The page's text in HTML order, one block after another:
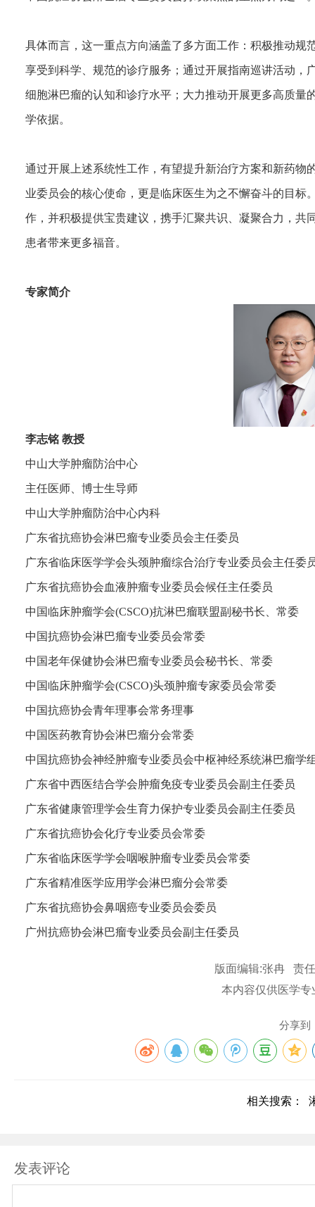
具体而言，这一重点方向涵盖了多方面工作：积极推动规
享受到科学、规范的诊疗服务；通过开展指南巡讲活动
细胞淋巴瘤的认知和诊疗水平；大力推动开展更多高质量
学依据。
通过开展上述系统性工作，有望提升新治疗方案和新药物
业委员会的核心使命，更是临床医生为之不懈奋斗的目标
作，并积极提供宝贵建议，携手汇聚共识、凝聚合力，共
患者带来更多福音。
专家简介
李志铭 教授
中山大学肿瘤防治中心
主任医师、博士生导师
中山大学肿瘤防治中心内科
广东省抗癌协会淋巴瘤专业委员会主任委员
广东省临床医学学会头颈肿瘤综合治疗专业委员会主任委
广东省抗癌协会血液肿瘤专业委员会候任主任委员
中国临床肿瘤学会(CSCO)抗淋巴瘤联盟副秘书长、常委
中国抗癌协会淋巴瘤专业委员会常委
中国老年保健协会淋巴瘤专业委员会秘书长、常委
中国临床肿瘤学会(CSCO)头颈肿瘤专家委员会常委
中国抗癌协会青年理事会常务理事
中国医药教育协会淋巴瘤分会常委
中国抗癌协会神经肿瘤专业委员会中枢神经系统淋巴瘤学
广东省中西医结合学会肿瘤免疫专业委员会副主任委员
广东省健康管理学会生育力保护专业委员会副主任委员
广东省抗癌协会化疗专业委员会常委
广东省临床医学学会咽喉肿瘤专业委员会常委
广东省精准医学应用学会淋巴瘤分会常委
广东省抗癌协会鼻咽癌专业委员会委员
广州抗癌协会淋巴瘤专业委员会副主任委员
版面编辑:张冉 责
本内容仅供医学专
分享到
相关搜索：
发表评论